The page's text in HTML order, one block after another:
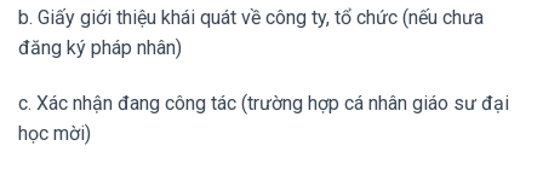
b. Giấy giới thiệu khái quát về công ty, tổ chức (nếu chưa
đăng ký pháp nhân)
c. Xác nhận đang công tác (trường hợp cá nhân giáo sư đại
học mời)